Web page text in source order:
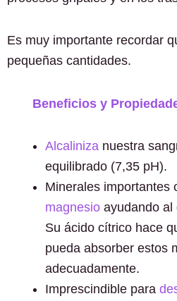
Es muy importante recordar
pequeñas cantidades.
Beneficios y
Alcaliniza nuestra
equilibrado (7,35 pH).
Minerales importantes
magnesio ayudando al
Su ácido cítrico hace
pueda absorber estos
adecuadamente.
Imprescindible para